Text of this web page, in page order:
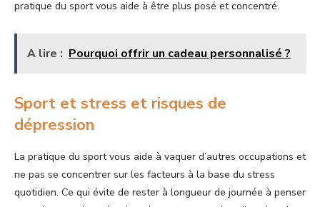
pratique du sport vous aide à être plus posé et concentré.
A lire : Pourquoi offrir un cadeau personnalisé ?
Sport et stress et risques de
dépression
La pratique du sport vous aide à vaquer d’autres occupations et
ne pas se concentrer sur les facteurs à la base du stress
quotidien. Ce qui évite de rester à longueur de journée à penser